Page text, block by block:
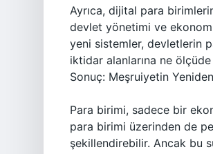
Ayrıca, dijital para
devlet yönetimi ve
yeni sistemler, devletlerin
iktidar alanlarına ne
Sonuç: Meşruiyetin Yeniden
Para birimi, sadece bir
para birimi üzerinden de
şekillendirebilir. Ancak bu